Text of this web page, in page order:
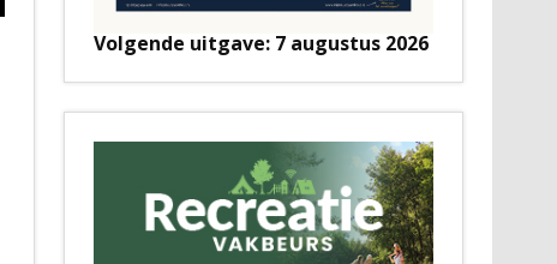
Volgende uitgave: 7 augustus 2026